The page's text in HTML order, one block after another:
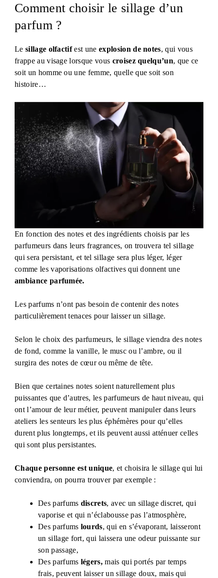
Comment choisir le sillage d’un
parfum ?
Le sillage olfactifest une explosion de notes, qui vous
frappe au visage lorsque vous croisez quelqu’un, que ce
soit un homme ou une femme, quelle que soit son
histoire…
En fonction des notes et des ingrédients choisis par les
parfumeurs dans leurs fragrances, on trouvera tel sillage
qui sera persistant, et tel sillage sera plus léger, léger
comme les vaporisations olfactives qui donnent une
ambiance parfumée.
Les parfums n’ont pas besoin de contenir des notes
particulièrement tenaces pour laisser un sillage.
Selon le choix des parfumeurs, le sillage viendra des notes
de fond, comme la vanille, le musc ou l’ambre, ou il
surgira des notes de cœur ou même de tête.
Bien que certaines notes soient naturellement plus
puissantes que d’autres, les parfumeurs de haut niveau, qui
ont l’amour de leur métier, peuvent manipuler dans leurs
ateliers les senteurs les plus éphémères pour qu’elles
durent plus longtemps, et ils peuvent aussi atténuer celles
qui sont plus persistantes.
Chaque personne est unique, et choisira le sillage qui lui
conviendra, on pourra trouver par exemple :
Des parfums discrets, avec un sillage discret, qui
vaporise et qui n’éclabousse pas l’atmosphère,
Des parfums lourds, qui en s’évaporant, laisseront
un sillage fort, qui laissera une odeur puissante sur
son passage,
Des parfums légers, mais qui portés par temps
frais, peuvent laisser un sillage doux, mais qui